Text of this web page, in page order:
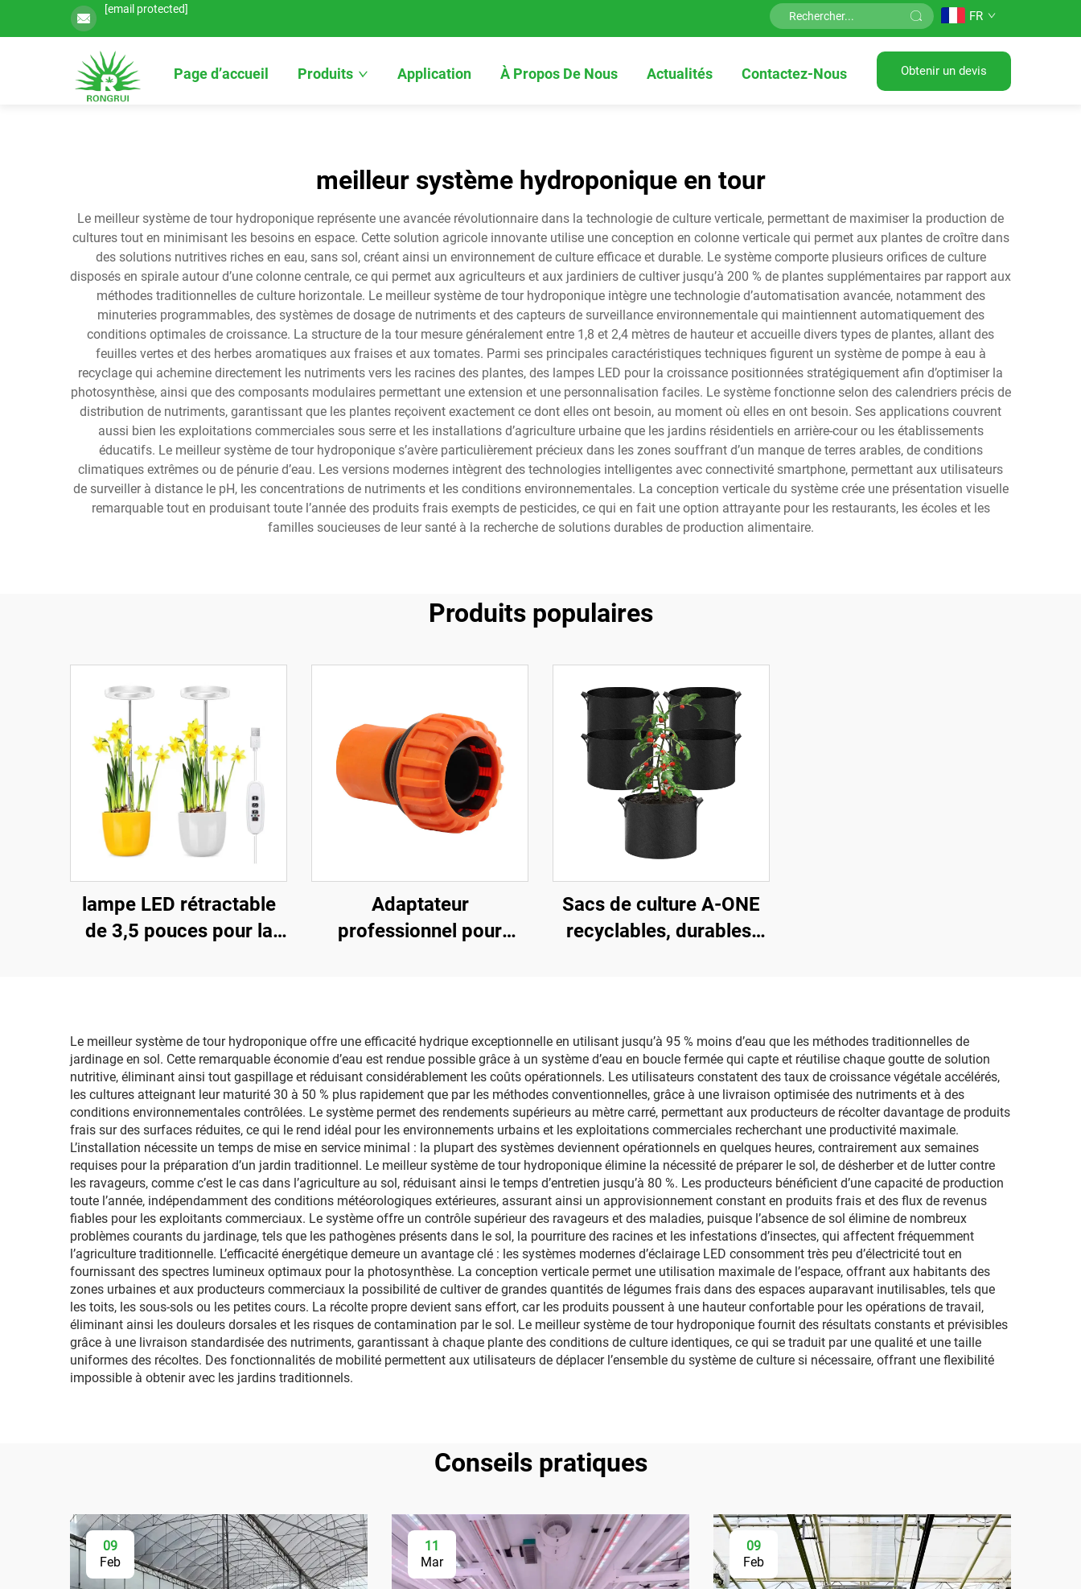
[email protected] FR
Page d’accueil Produits Application À Propos De Nous Actualités Contactez-Nous Obtenir un devis
meilleur système hydroponique en tour
Le meilleur système de tour hydroponique représente une avancée révolutionnaire dans la technologie de culture verticale, permettant de maximiser la production de
cultures tout en minimisant les besoins en espace. Cette solution agricole innovante utilise une conception en colonne verticale qui permet aux plantes de croître dans
des solutions nutritives riches en eau, sans sol, créant ainsi un environnement de culture efficace et durable. Le système comporte plusieurs orifices de culture
disposés en spirale autour d’une colonne centrale, ce qui permet aux agriculteurs et aux jardiniers de cultiver jusqu’à 200 % de plantes supplémentaires par rapport aux
méthodes traditionnelles de culture horizontale. Le meilleur système de tour hydroponique intègre une technologie d’automatisation avancée, notamment des
minuteries programmables, des systèmes de dosage de nutriments et des capteurs de surveillance environnementale qui maintiennent automatiquement des
conditions optimales de croissance. La structure de la tour mesure généralement entre 1,8 et 2,4 mètres de hauteur et accueille divers types de plantes, allant des
feuilles vertes et des herbes aromatiques aux fraises et aux tomates. Parmi ses principales caractéristiques techniques figurent un système de pompe à eau à
recyclage qui achemine directement les nutriments vers les racines des plantes, des lampes LED pour la croissance positionnées stratégiquement afin d’optimiser la
photosynthèse, ainsi que des composants modulaires permettant une extension et une personnalisation faciles. Le système fonctionne selon des calendriers précis de
distribution de nutriments, garantissant que les plantes reçoivent exactement ce dont elles ont besoin, au moment où elles en ont besoin. Ses applications couvrent
aussi bien les exploitations commerciales sous serre et les installations d’agriculture urbaine que les jardins résidentiels en arrière-cour ou les établissements
éducatifs. Le meilleur système de tour hydroponique s’avère particulièrement précieux dans les zones souffrant d’un manque de terres arables, de conditions
climatiques extrêmes ou de pénurie d’eau. Les versions modernes intègrent des technologies intelligentes avec connectivité smartphone, permettant aux utilisateurs
de surveiller à distance le pH, les concentrations de nutriments et les conditions environnementales. La conception verticale du système crée une présentation visuelle
remarquable tout en produisant toute l’année des produits frais exempts de pesticides, ce qui en fait une option attrayante pour les restaurants, les écoles et les
familles soucieuses de leur santé à la recherche de solutions durables de production alimentaire.
Produits populaires
lampe LED rétractable
de 3,5 pouces pour la
réglable et corps en
aluminium, classe de
protection IP42,
destinée à la floraison
Adaptateur
professionnel pour
raccords pour tuyaux
d'irrigation
Sacs de culture A-ONE
recyclables, durables,
épais de 2-3 mm, sacs
réutilisables de culture 1
à 100
Le meilleur système de tour hydroponique offre une efficacité hydrique exceptionnelle en utilisant jusqu’à 95 % moins d’eau que les méthodes traditionnelles de
jardinage en sol. Cette remarquable économie d’eau est rendue possible grâce à un système d’eau en boucle fermée qui capte et réutilise chaque goutte de solution
nutritive, éliminant ainsi tout gaspillage et réduisant considérablement les coûts opérationnels. Les utilisateurs constatent des taux de croissance végétale accélérés,
les cultures atteignant leur maturité 30 à 50 % plus rapidement que par les méthodes conventionnelles, grâce à une livraison optimisée des nutriments et à des
conditions environnementales contrôlées. Le système permet des rendements supérieurs au mètre carré, permettant aux producteurs de récolter davantage de produits
frais sur des surfaces réduites, ce qui le rend idéal pour les environnements urbains et les exploitations commerciales recherchant une productivité maximale.
L’installation nécessite un temps de mise en service minimal : la plupart des systèmes deviennent opérationnels en quelques heures, contrairement aux semaines
requises pour la préparation d’un jardin traditionnel. Le meilleur système de tour hydroponique élimine la nécessité de préparer le sol, de désherber et de lutter contre
les ravageurs, comme c’est le cas dans l’agriculture au sol, réduisant ainsi le temps d’entretien jusqu’à 80 %. Les producteurs bénéficient d’une capacité de production
toute l’année, indépendamment des conditions météorologiques extérieures, assurant ainsi un approvisionnement constant en produits frais et des flux de revenus
fiables pour les exploitants commerciaux. Le système offre un contrôle supérieur des ravageurs et des maladies, puisque l’absence de sol élimine de nombreux
problèmes courants du jardinage, tels que les pathogènes présents dans le sol, la pourriture des racines et les infestations d’insectes, qui affectent fréquemment
l’agriculture traditionnelle. L’efficacité énergétique demeure un avantage clé : les systèmes modernes d’éclairage LED consomment très peu d’électricité tout en
fournissant des spectres lumineux optimaux pour la photosynthèse. La conception verticale permet une utilisation maximale de l’espace, offrant aux habitants des
zones urbaines et aux producteurs commerciaux la possibilité de cultiver de grandes quantités de légumes frais dans des espaces auparavant inutilisables, tels que
les toits, les sous-sols ou les petites cours. La récolte propre devient sans effort, car les produits poussent à une hauteur confortable pour les opérations de travail,
éliminant ainsi les douleurs dorsales et les risques de contamination par le sol. Le meilleur système de tour hydroponique fournit des résultats constants et prévisibles
grâce à une livraison standardisée des nutriments, garantissant à chaque plante des conditions de culture identiques, ce qui se traduit par une qualité et une taille
uniformes des récoltes. Des fonctionnalités de mobilité permettent aux utilisateurs de déplacer l’ensemble du système de culture si nécessaire, offrant une flexibilité
impossible à obtenir avec les jardins traditionnels.
Conseils pratiques
09
Feb
11
Mar
09
Feb